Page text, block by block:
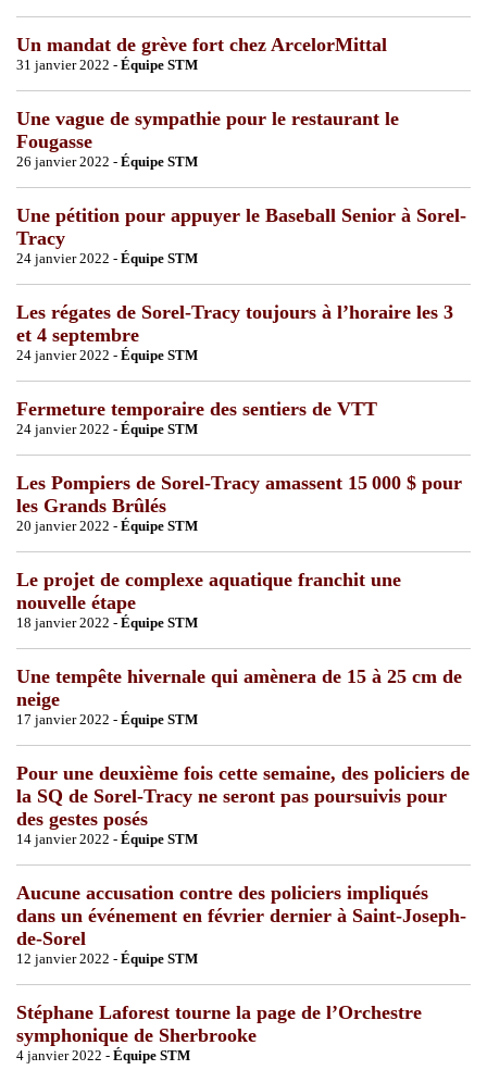
Un mandat de grève fort chez ArcelorMittal
31 janvier 2022 - Équipe STM
Une vague de sympathie pour le restaurant le
Fougasse
26 janvier 2022 - Équipe STM
Une pétition pour appuyer le Baseball Senior à Sorel-
Tracy
24 janvier 2022 - Équipe STM
Les régates de Sorel-Tracy toujours à l’horaire les 3
et 4 septembre
24 janvier 2022 - Équipe STM
Fermeture temporaire des sentiers de VTT
24 janvier 2022 - Équipe STM
Les Pompiers de Sorel-Tracy amassent 15 000 $ pour
les Grands Brûlés
20 janvier 2022 - Équipe STM
Le projet de complexe aquatique franchit une
nouvelle étape
18 janvier 2022 - Équipe STM
Une tempête hivernale qui amènera de 15 à 25 cm de
neige
17 janvier 2022 - Équipe STM
Pour une deuxième fois cette semaine, des policiers de
la SQ de Sorel-Tracy ne seront pas poursuivis pour
des gestes posés
14 janvier 2022 - Équipe STM
Aucune accusation contre des policiers impliqués
dans un événement en février dernier à Saint-Joseph-
de-Sorel
12 janvier 2022 - Équipe STM
Stéphane Laforest tourne la page de l’Orchestre
symphonique de Sherbrooke
4 janvier 2022 - Équipe STM